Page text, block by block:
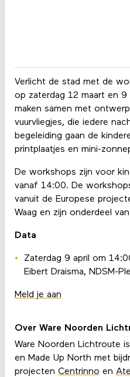
Verlicht de stad met de
op zaterdag 12 maart en 9
maken samen met
vuurvliegjes, die iedere
begeleiding gaan de
printplaatjes en mini-
De workshops zijn voor
vanaf 14:00. De
vanuit de Europese
Waag en zijn onderdeel van
Data
Zaterdag 9 april om
Eibert Draisma, NDSM-
Meld je aan
Over Ware Noorden
Ware Noorden Lichtroute
en Made Up North met
projecten Centrinno en